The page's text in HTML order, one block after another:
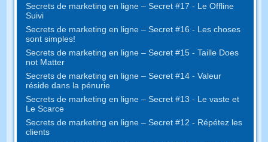
Secrets de marketing en ligne – Secret #17 - Le Offline
Suivi
Secrets de marketing en ligne – Secret #16 - Les choses
sont simples!
Secrets de marketing en ligne – Secret #15 - Taille Does
not Matter
Secrets de marketing en ligne – Secret #14 - Valeur
réside dans la pénurie
Secrets de marketing en ligne – Secret #13 - Le vaste et
Le Scarce
Secrets de marketing en ligne – Secret #12 - Répétez les
clients